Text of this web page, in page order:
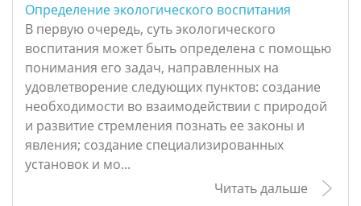
Определение экологического воспитания
В первую очередь, суть экологического
воспитания может быть определена с помощью
понимания его задач, направленных на
удовлетворение следующих пунктов: создание
необходимости во взаимодействии с природой
и развитие стремления познать ее законы и
явления; создание специализированных
установок и мо...
Читать дальше